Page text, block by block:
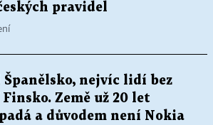
pravidel
Španělsko, nejvíc lidí bez
Finsko. Země už 20 let
a důvodem není Nokia